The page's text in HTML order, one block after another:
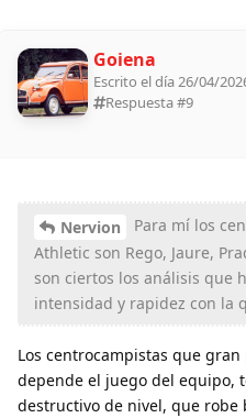
Goiena
Escrito el día 26/04/
Respuesta #9
Nervion
Para mí los
Athletic son Rego, Jaure,
son ciertos los análisis que
intensidad y rapidez con la
Los centrocampistas que
depende el juego del equipo,
destructivo de nivel, que robe